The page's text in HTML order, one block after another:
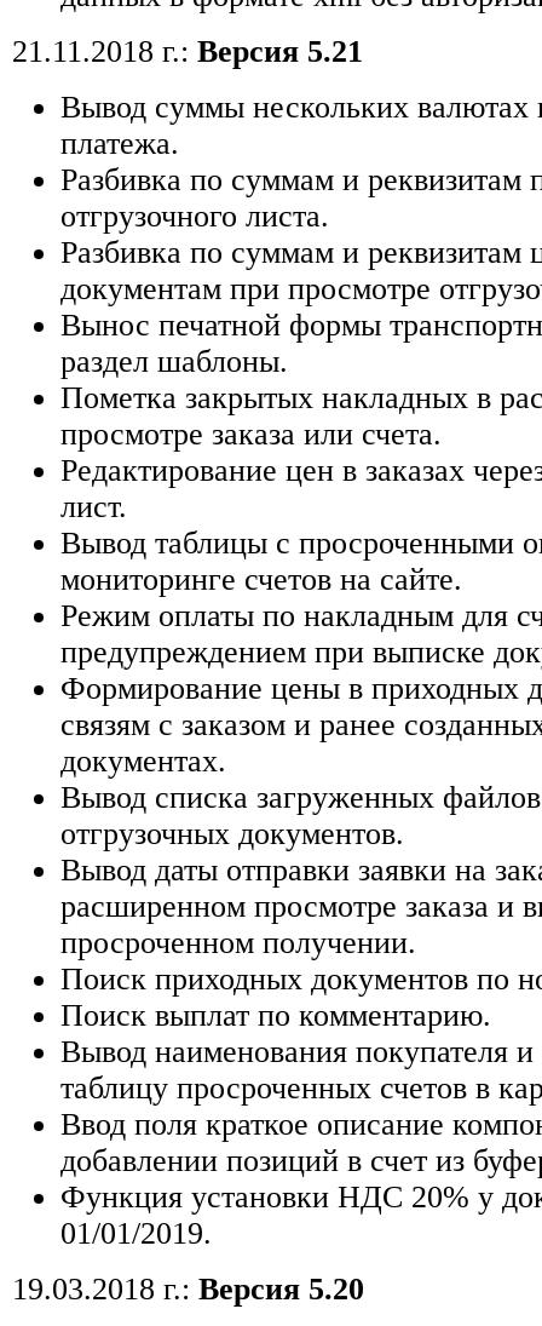
21.11.2018 г.: Версия 5.21
Вывод суммы нескольких валютах
платежа.
Разбивка по суммам и реквизитам
отгрузочного листа.
Разбивка по суммам и реквизитам
документам при просмотре
Вынос печатной формы
раздел шаблоны.
Пометка закрытых накладных в
просмотре заказа или счета.
Редактирование цен в заказах
лист.
Вывод таблицы с просроченными
мониторинге счетов на сайте.
Режим оплаты по накладным для
предупреждением при выписке
Формирование цены в приходных
связям с заказом и ранее
документах.
Вывод списка загруженных
отгрузочных документов.
Вывод даты отправки заявки на
расширенном просмотре заказа и
просроченном получении.
Поиск приходных документов по
Поиск выплат по комментарию.
Вывод наименования покупателя
таблицу просроченных счетов в
Ввод поля краткое описание
добавлении позиций в счет из
Функция установки НДС 20% у
01/01/2019.
19.03.2018 г.: Версия 5.20